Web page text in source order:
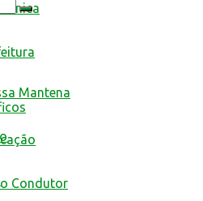
Condutor
Mantena